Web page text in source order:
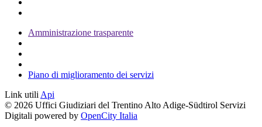
Amministrazione trasparente
Piano di miglioramento dei servizi
Link utili Api
© 2026 Uffici Giudiziari del Trentino Alto Adige-Südtirol Servizi
Digitali powered by OpenCity Italia